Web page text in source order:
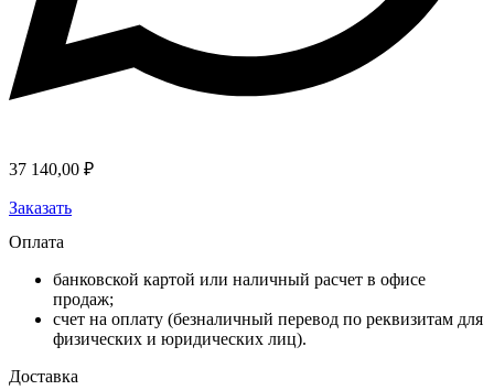
37 140,00 ₽
Заказать
Оплата
банковской картой или наличный расчет в офисе
продаж;
счет на оплату (безналичный перевод по реквизитам для
физических и юридических лиц).
Доставка